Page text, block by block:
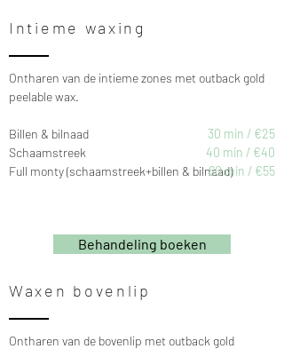
Intieme waxing
Ontharen van de intieme zones met outback gold
peelable wax.
Billen & bilnaad
Schaamstreek
Full monty (schaamstreek+billen & bilnaad)
Behandeling boeken
30 min / €25
40 min / €40
60 min / €55
Waxen bovenlip
Ontharen van de bovenlip met outback gold